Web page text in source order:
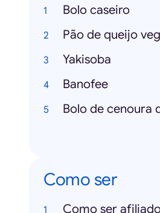
Bolo caseiro
Pão de queijo
Yakisoba
Banofee
Bolo de cenoura
Como ser
Como ser